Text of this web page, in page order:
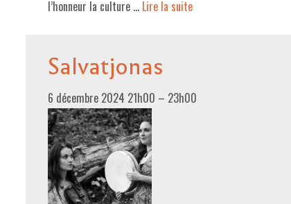
l’honneur la culture … Lire la suite­­
Salvatjonas
6 décembre 2024 21h00 – 23h00